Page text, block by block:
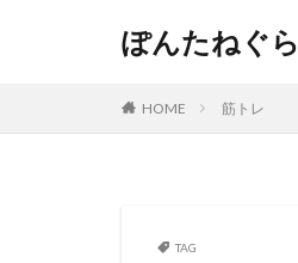
ぽんたねぐら
HOME 筋トレ
TAG